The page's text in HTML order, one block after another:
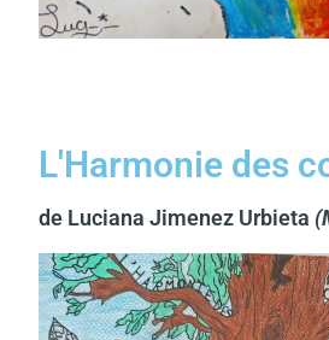
L'Harmonie des
de Luciana Jimenez Urbieta